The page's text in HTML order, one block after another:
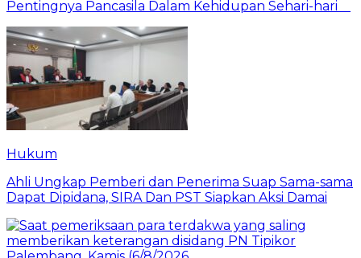
Pentingnya Pancasila Dalam Kehidupan Sehari-hari
Hukum
Ahli Ungkap Pemberi dan Penerima Suap Sama-sama
Dapat Dipidana, SIRA Dan PST Siapkan Aksi Damai